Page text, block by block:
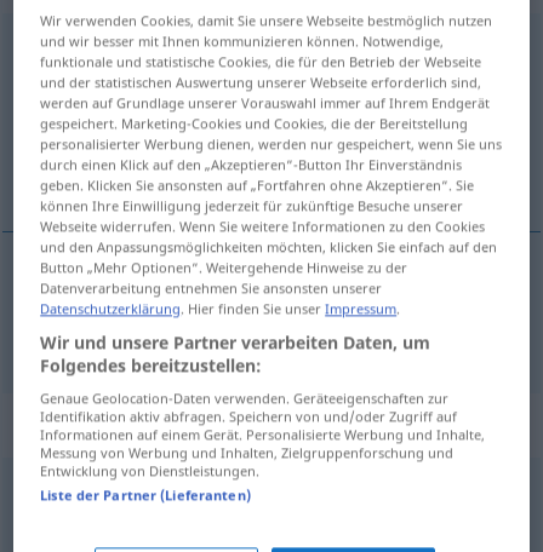
Ausführungf
Übersicht aller Übersetzungen
(Für mehr Details die Übersetzung anklicken/antippen)
uitvoering
uitvoering Ausführung
Synonyme für "Ausführung"
Ablauf,Verarbeitung
Wir verwenden Cookies, damit Sie unsere Webseite bestmöglich nutzen
und wir besser mit Ihnen kommunizieren können. Notwendige,
funktionale und statistische Cookies, die für den Betrieb der Webseite
und der statistischen Auswertung unserer Webseite erforderlich sind,
werden auf Grundlage unserer Vorauswahl immer auf Ihrem Endgerät
gespeichert. Marketing-Cookies und Cookies, die der Bereitstellung
personalisierter Werbung dienen, werden nur gespeichert, wenn Sie uns
durch einen Klick auf den „Akzeptieren“-Button Ihr Einverständnis
geben. Klicken Sie ansonsten auf „Fortfahren ohne Akzeptieren“. Sie
können Ihre Einwilligung jederzeit für zukünftige Besuche unserer
Webseite widerrufen. Wenn Sie weitere Informationen zu den Cookies
und den Anpassungsmöglichkeiten möchten, klicken Sie einfach auf den
Button „Mehr Optionen“. Weitergehende Hinweise zu der
Datenverarbeitung entnehmen Sie ansonsten unserer
Datenschutzerklärung. Hier finden Sie unserImpressum.
Wir und unsere Partner verarbeiten Daten, um
Folgendes bereitzustellen:
Genaue Geolocation-Daten verwenden. Geräteeigenschaften zur
Identifikation aktiv abfragen. Speichern von und/oder Zugriff auf
Informationen auf einem Gerät. Personalisierte Werbung und Inhalte,
Messung von Werbung und Inhalten, Zielgruppenforschung und
Entwicklung von Dienstleistungen.
Liste der Partner (Lieferanten)